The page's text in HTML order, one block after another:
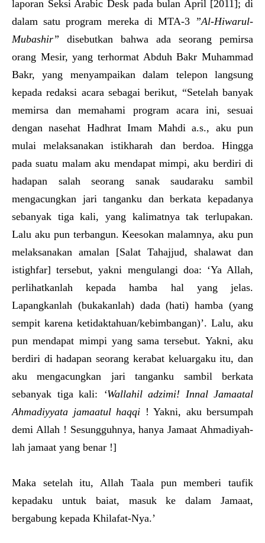
laporan Seksi Arabic Desk pada bulan April [2011]; di
dalam satu program mereka di MTA-3 ”Al-Hiwarul-
Mubashir” disebutkan bahwa ada seorang pemirsa
orang Mesir, yang terhormat Abduh Bakr Muhammad
Bakr, yang menyampaikan dalam telepon langsung
kepada redaksi acara sebagai berikut, “Setelah banyak
memirsa dan memahami program acara ini, sesuai
dengan nasehat Hadhrat Imam Mahdi a.s., aku pun
mulai melaksanakan istikharah dan berdoa. Hingga
pada suatu malam aku mendapat mimpi, aku berdiri di
hadapan salah seorang sanak saudaraku sambil
mengacungkan jari tanganku dan berkata kepadanya
sebanyak tiga kali, yang kalimatnya tak terlupakan.
Lalu aku pun terbangun. Keesokan malamnya, aku pun
melaksanakan amalan [Salat Tahajjud, shalawat dan
istighfar] tersebut, yakni mengulangi doa: ‘Ya Allah,
perlihatkanlah kepada hamba hal yang jelas.
Lapangkanlah (bukakanlah) dada (hati) hamba (yang
sempit karena ketidaktahuan/kebimbangan)’. Lalu, aku
pun mendapat mimpi yang sama tersebut. Yakni, aku
berdiri di hadapan seorang kerabat keluargaku itu, dan
aku mengacungkan jari tanganku sambil berkata
sebanyak tiga kali:
‘Wallahil adzimi! Innal Jamaatal
Ahmadiyyata jamaatul haqqi ! Yakni, aku bersumpah
demi Allah ! Sesungguhnya, hanya Jamaat Ahmadiyah-
lah jamaat yang benar !]
Maka setelah itu, Allah Taala pun memberi taufik
kepadaku untuk baiat, masuk ke dalam Jamaat,
bergabung kepada Khilafat-Nya.’